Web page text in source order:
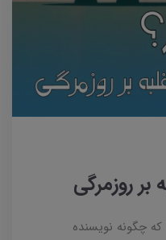
روزمرگی
چگونه نویسنده